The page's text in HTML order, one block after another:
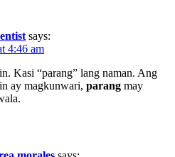
says:
4:46 am
Kasi “parang” lang naman. Ang
ay magkunwari, parang may